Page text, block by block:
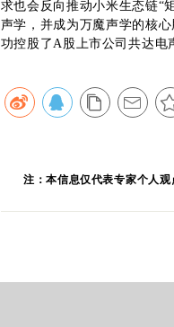
求也会反向推动小米生态链“
声学，并成为万魔声学的核
功控股了A股上市公司共达电
注：本信息仅代表专家个人观